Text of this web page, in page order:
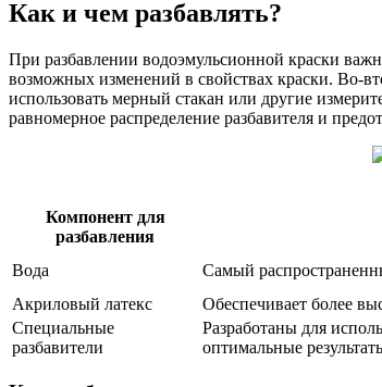
Как и чем разбавлять?
При разбавлении водоэмульсионной краски
возможных изменений в свойствах краски. Во-
использовать мерный стакан или другие
равномерное распределение разбавителя и
Компонент для
разбавления
Вода Самый
Акриловый латекс
Обеспечивает более
Специальные
разбавители
Разработаны для
оптимальные